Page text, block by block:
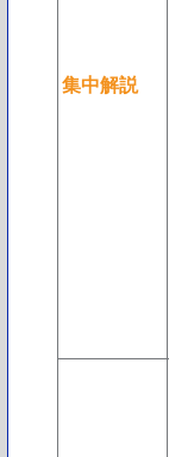
集中解説